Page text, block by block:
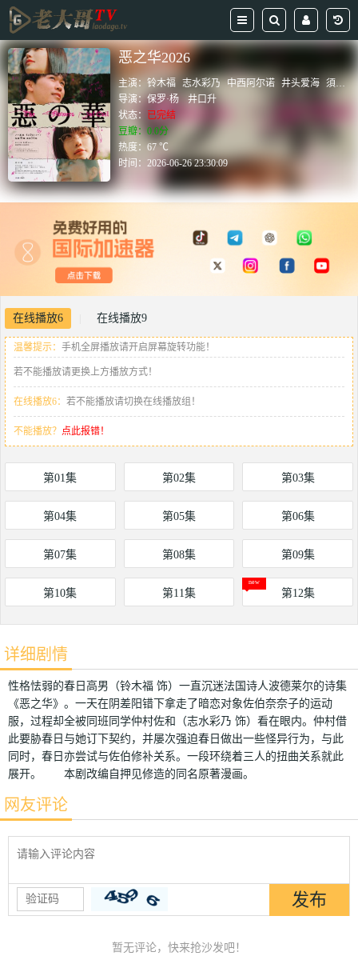
恶之华2026
主演：铃木福 志水彩乃 中西阿尔诺 井头爱海 須藤千尋
导演：保罗·杨
井口升
状态： 已完结
豆瓣：0.0分
热度：67 ℃
时间：2026-06-26 23:30:09
在线播放6 在线播放9
温馨提示： 手机全屏播放请开启屏幕旋转功能！
若不能播放请更换上方播放方式！
在线播放6： 若不能播放请切换在线播放组！
不能播放？ 点此报错！
第01集 第02集 第03集
第04集 第05集 第06集
第07集 第08集 第09集
第10集 第11集 第12集
详细剧情
性格怯弱的春日高男（铃木福 饰）一直沉迷法国诗人波德莱尔的诗集
《恶之华》。一天在阴差阳错下拿走了暗恋对象佐伯奈奈子的运动
服，过程却全被同班同学仲村佐和（志水彩乃 饰）看在眼内。仲村借
此要胁春日与她订下契约，并屡次强迫春日做出一些怪异行为，与此
同时，春日亦尝试与佐伯修补关系。一段环绕着三人的扭曲关系就此
展开。 本剧改编自押见修造的同名原著漫画。
网友评论
暂无评论，快来抢沙发吧！